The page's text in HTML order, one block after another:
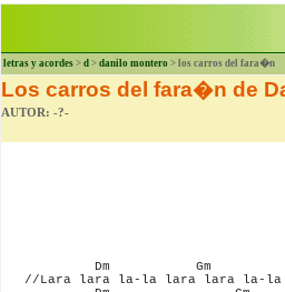
letras y acordes > d > danilo montero > los carros del fara�n
Los carros del fara�n de
AUTOR: -?-
Dm           Gm
//Lara lara la-la lara lara la-